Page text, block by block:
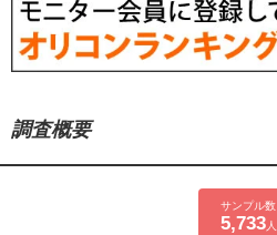
調査概要
サンプル数
5,733人